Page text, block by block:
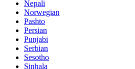
Nepali
Norwegian
Pashto
Persian
Punjabi
Serbian
Sesotho
Sinhala